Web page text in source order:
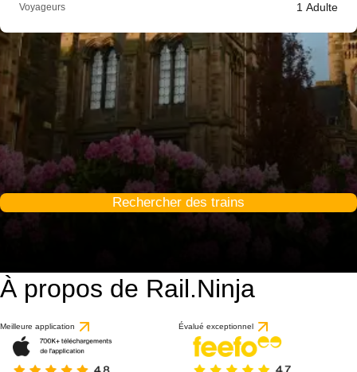
Voyageurs 1 Adulte
Rechercher des trains
À propos de Rail.Ninja
Meilleure application Évalué exceptionnel